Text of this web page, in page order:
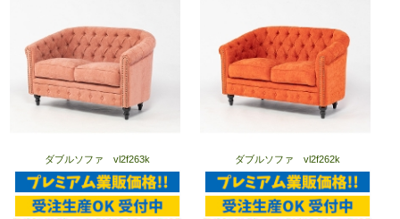
ダブルソファ vl2f263k ダブルソファ vl2f262k